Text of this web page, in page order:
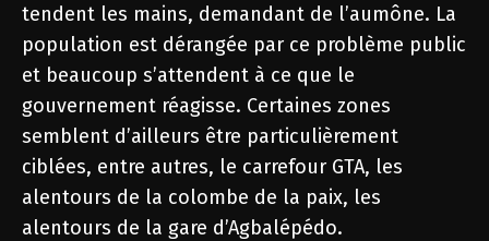
tendent les mains, demandant de l’aumône. La
population est dérangée par ce problème public
et beaucoup s’attendent à ce que le
gouvernement réagisse. Certaines zones
semblent d’ailleurs être particulièrement
ciblées, entre autres, le carrefour GTA, les
alentours de la colombe de la paix, les
alentours de la gare d’Agbalépédo.